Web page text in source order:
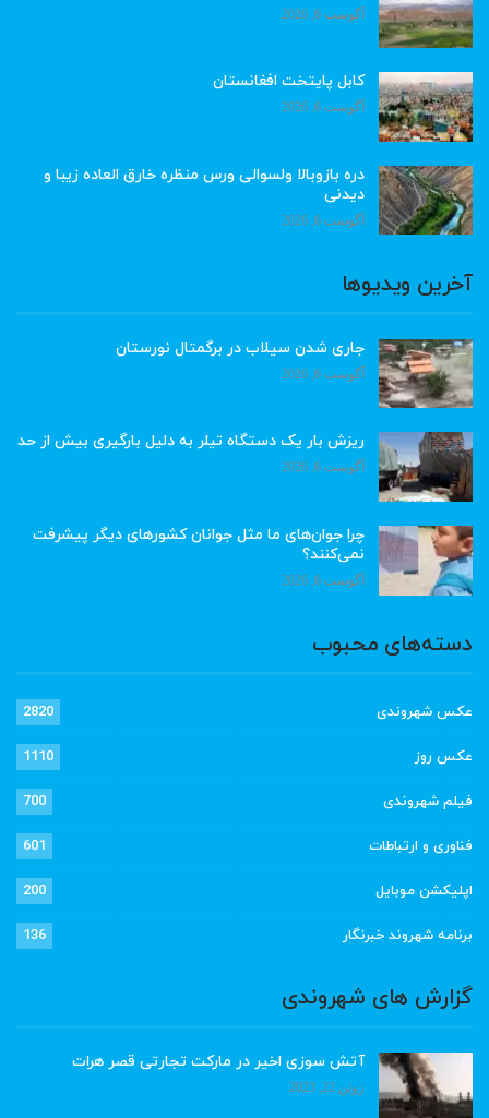
آگوست 6, 2026
کابل پایتخت افغانستان
آگوست 6, 2026
دره بازوبالا ولسوالی ورس منظره خارق العاده زیبا و
دیدنی
آگوست 6, 2026
آخرین ویدیوها
جاری شدن سیلاب در برگمتال نورستان
آگوست 6, 2026
ریزش بار یک دستگاه تیلر به دلیل بارگیری بیش از حد
آگوست 6, 2026
چرا جوان‌های ما مثل جوانان کشورهای دیگر پیشرفت
نمی‌کنند؟
آگوست 6, 2026
دسته‌های محبوب
عکس شهروندی 2820
عکس روز 1110
فیلم شهروندی 700
فناوری و ارتباطات 601
اپلیکشن موبایل 200
برنامه شهروند خبرنگار 136
گزارش های شهروندی
آتش سوزی اخیر در مارکت تجارتی قصر هرات
ژوئن 22, 2023